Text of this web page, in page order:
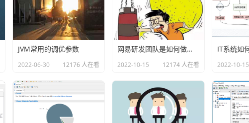
JVM常用的调优参数
2022-06-30 12176 人在看
网易研发团队是如何做故障演练的？
2022-10-15 12174 人在看 2022-10-15